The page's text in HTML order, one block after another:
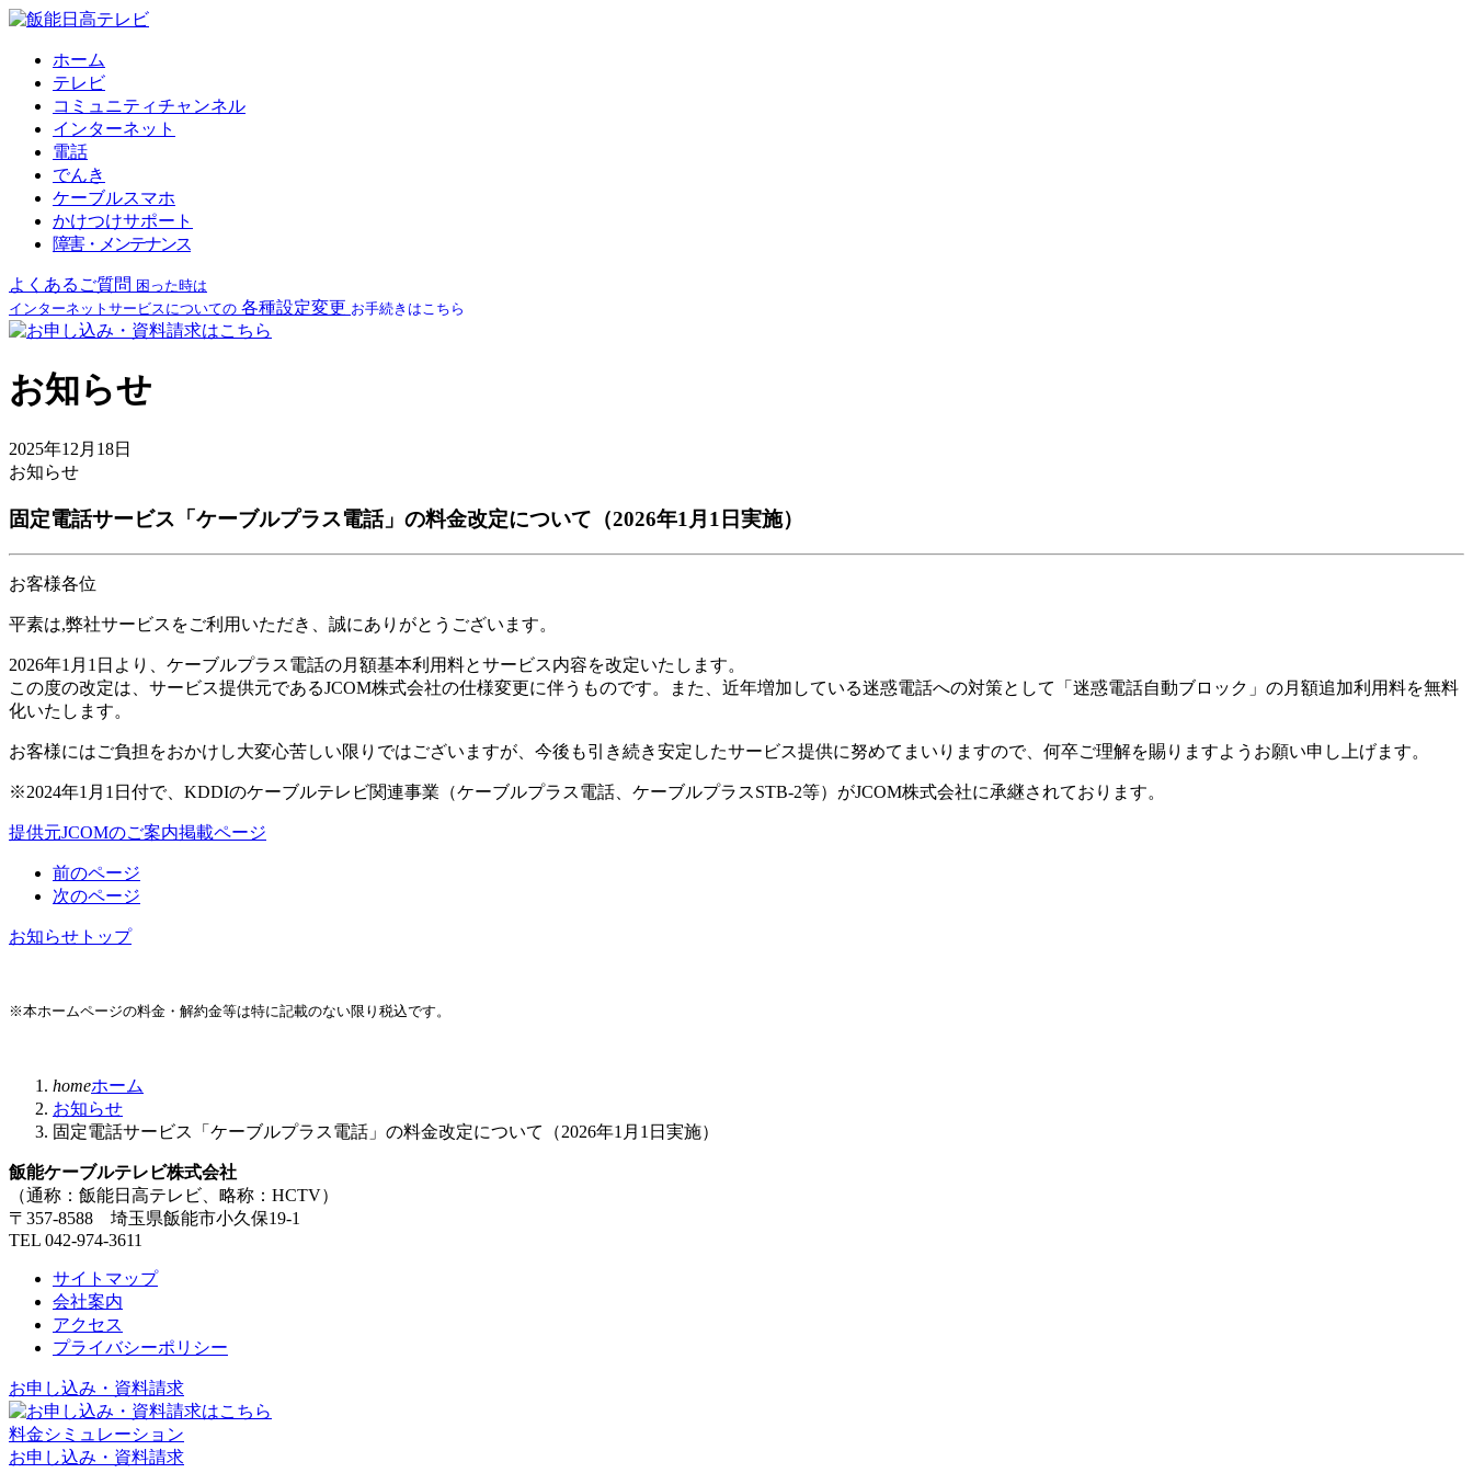
ホーム
テレビ
コミュニティチャンネル
インターネット
電話
でんき
ケーブルスマホ
かけつけサポート
障害・メンテナンス
よくあるご質問 困った時は
インターネットサービスについての 各種設定変更 お手続きはこちら
お知らせ
2025年12月18日
お知らせ
固定電話サービス「ケーブルプラス電話」の料金改定について（2026年1月1日実施）
お客様各位
平素は,弊社サービスをご利用いただき、誠にありがとうございます。
2026年1月1日より、ケーブルプラス電話の月額基本利用料とサービス内容を改定いたします。
この度の改定は、サービス提供元であるJCOM株式会社の仕様変更に伴うものです。また、近年増加している迷惑電話への対策として「迷惑電話自動ブロック」の月額追加利用料を無料
化いたします。
お客様にはご負担をおかけし大変心苦しい限りではございますが、今後も引き続き安定したサービス提供に努めてまいりますので、何卒ご理解を賜りますようお願い申し上げます。
※2024年1月1日付で、KDDIのケーブルテレビ関連事業（ケーブルプラス電話、ケーブルプラスSTB-2等）がJCOM株式会社に承継されております。
提供元JCOMのご案内掲載ページ
前のページ
次のページ
お知らせトップ
※本ホームページの料金・解約金等は特に記載のない限り税込です。
homeホーム
お知らせ
固定電話サービス「ケーブルプラス電話」の料金改定について（2026年1月1日実施）
飯能ケーブルテレビ株式会社
（通称：飯能日高テレビ、略称：HCTV）
〒357-8588 埼玉県飯能市小久保19-1
TEL 042-974-3611
サイトマップ
会社案内
アクセス
プライバシーポリシー
お申し込み・資料請求
料金シミュレーション
お申し込み・資料請求